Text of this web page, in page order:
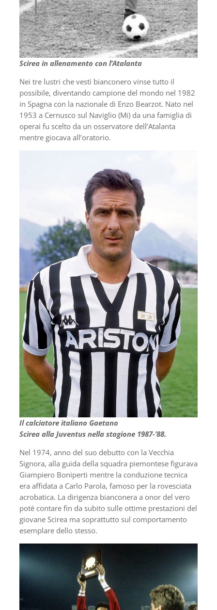
Scirea in allenamento con l’Atalanta
Nei tre lustri che vestì bianconero vinse tutto il
possibile, diventando campione del mondo nel 1982
in Spagna con la nazionale di Enzo Bearzot. Nato nel
1953 a Cernusco sul Naviglio (Mi) da una famiglia di
operai fu scelto da un osservatore dell’Atalanta
mentre giocava all’oratorio.
Il calciatore italiano Gaetano
Scirea alla Juventus nella stagione 1987-’88.
Nel 1974, anno del suo debutto con la Vecchia
Signora, alla guida della squadra piemontese figurava
Giampiero Boniperti mentre la conduzione tecnica
era affidata a Carlo Parola, famoso per la rovesciata
acrobatica. La dirigenza bianconera a onor del vero
potè contare fin da subito sulle ottime prestazioni del
giovane Scirea ma soprattutto sul comportamento
esemplare dello stesso.